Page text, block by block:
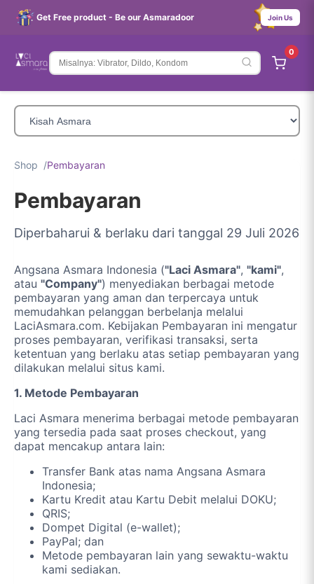
Get Free product - Be our Asmaradoor Join Us
0
Shop Pembayaran
Pembayaran
Diperbaharui & berlaku dari tanggal 29 Juli 2026
Angsana Asmara Indonesia ("Laci Asmara", "kami",
atau "Company") menyediakan berbagai metode
pembayaran yang aman dan terpercaya untuk
memudahkan pelanggan berbelanja melalui
LaciAsmara.com. Kebijakan Pembayaran ini mengatur
proses pembayaran, verifikasi transaksi, serta
ketentuan yang berlaku atas setiap pembayaran yang
dilakukan melalui situs kami.
1. Metode Pembayaran
Laci Asmara menerima berbagai metode pembayaran
yang tersedia pada saat proses checkout, yang
dapat mencakup antara lain:
Transfer Bank atas nama Angsana Asmara
Indonesia;
Kartu Kredit atau Kartu Debit melalui DOKU;
QRIS;
Dompet Digital (e-wallet);
PayPal; dan
Metode pembayaran lain yang sewaktu-waktu
kami sediakan.